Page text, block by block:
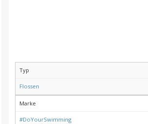
Typ
Flossen
Marke
#DoYourSwimming